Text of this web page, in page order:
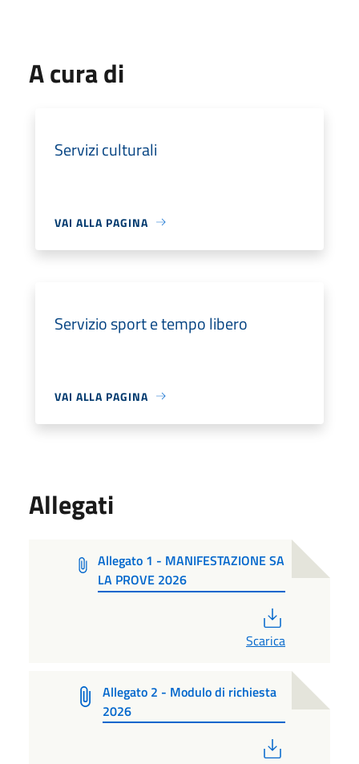
A cura di
Servizi culturali
VAI ALLA PAGINA
Servizio sport e tempo libero
VAI ALLA PAGINA
Allegati
Allegato 1 - MANIFESTAZIONE SA
LA PROVE 2026
Scarica
Allegato 2 - Modulo di richiesta
2026